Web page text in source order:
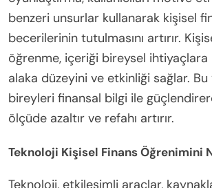
Kullanılmaktadır?
Finansal eğitimde yenilikçi
araçlar, oyunlaştırma ve
deneyimlerini içerir. Bu yaklaşımlar,
çekerek karmaşık finansal
erişilebilir ve ilişkilendirilebilir hale
benzeri unsurlar kullanarak kişisel
becerilerinin tutulmasını artırır.